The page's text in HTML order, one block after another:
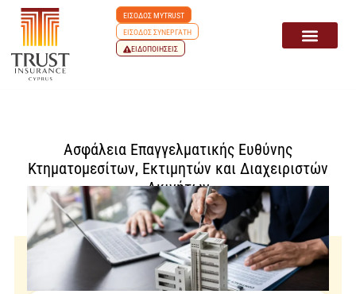
ΕΙΣΟΔΟΣ MYTRUST
ΕΙΣΟΔΟΣ ΣΥΝΕΡΓΑΤΗ
ΕΙΔΟΠΟΙΗΣΕΙΣ
Ασφάλεια Επαγγελματικής Ευθύνης
Κτηματομεσίτων, Eκτιμητών και Διαχειριστών
Ακινήτων